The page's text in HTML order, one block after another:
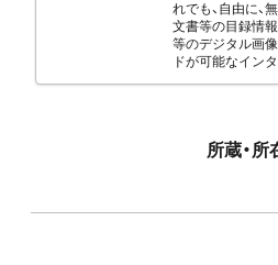
れでも、自由に、
文書等の目録情
等のデジタル画像
ドが可能なイン
所蔵・所